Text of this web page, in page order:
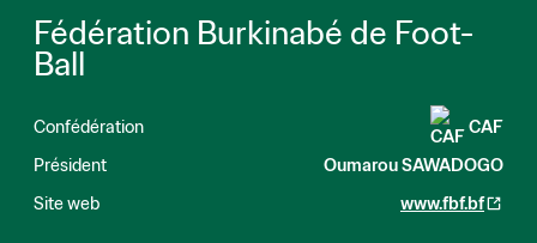
Fédération Burkinabé de Foot-
Ball
Confédération
CAF
Président
Oumarou SAWADOGO
Site web
www.fbf.bf